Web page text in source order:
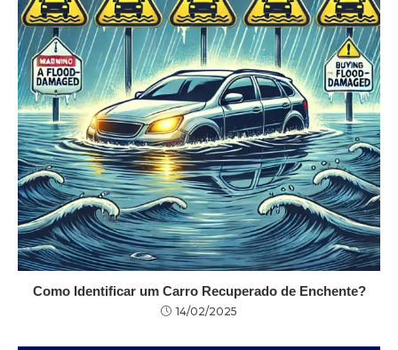
Como Identificar um Carro Recuperado de Enchente?
14/02/2025